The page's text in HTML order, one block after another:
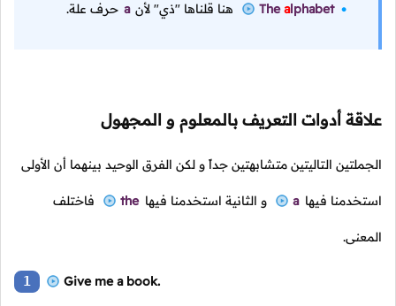
Thealphabet هنا قلناها "ذي" لأن a حرف علة.
علاقة أدوات التعريف بالمعلوم و المجهول
الجملتين التاليتين متشابهتين جداً و لكن الفرق الوحيد بينهما أن الأولى
استخدمنا فيها a و الثانية استخدمنا فيها the فاختلف
المعنى.
1 Give me a book.